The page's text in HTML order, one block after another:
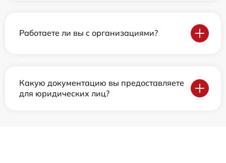
Работаете ли вы с организациями?
Какую документацию вы предоставляете
для юридических лиц?